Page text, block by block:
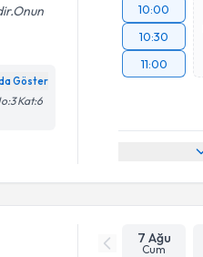
Göster
Kat:6
10:00
10:30
11:00
7 Ağu
Cum